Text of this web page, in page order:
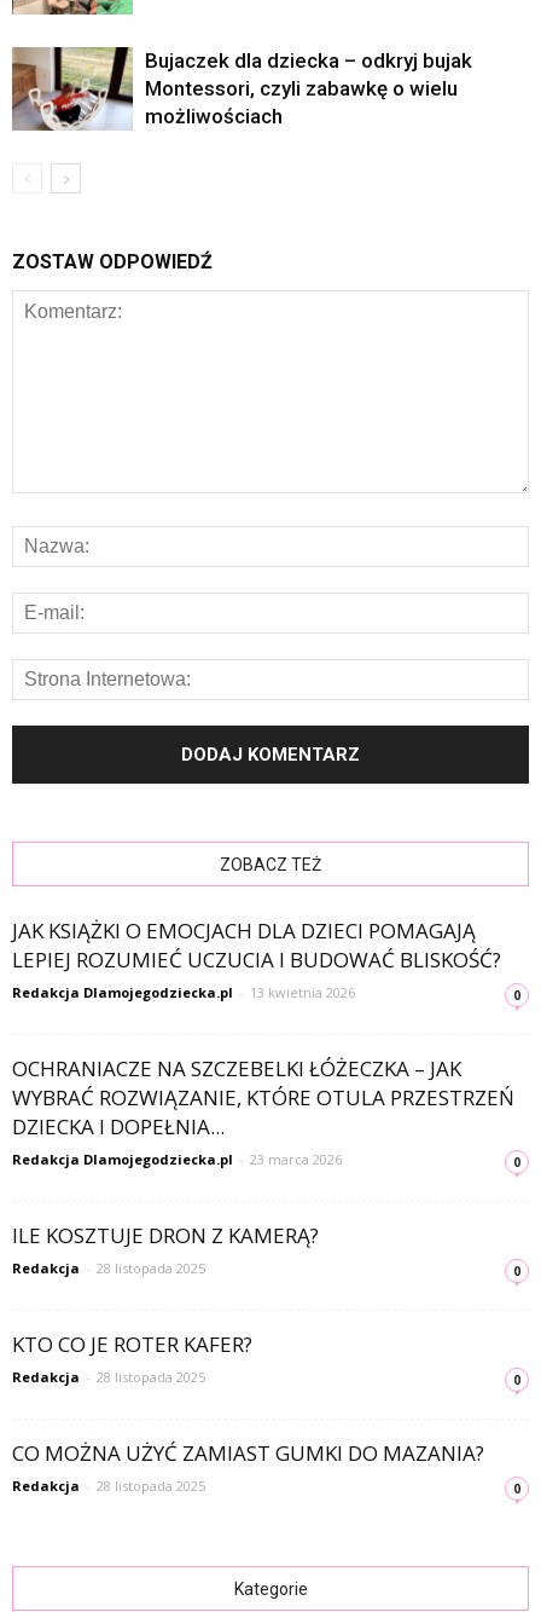
Bujaczek dla dziecka – odkryj bujak
Montessori, czyli zabawkę o wielu
możliwościach
ZOSTAW ODPOWIEDŹ
ZOBACZ TEŻ
JAK KSIĄŻKI O EMOCJACH DLA DZIECI POMAGAJĄ
LEPIEJ ROZUMIEĆ UCZUCIA I BUDOWAĆ BLISKOŚĆ?
Redakcja Dlamojegodziecka.pl - 13 kwietnia 2026 0
OCHRANIACZE NA SZCZEBELKI ŁÓŻECZKA – JAK
WYBRAĆ ROZWIĄZANIE, KTÓRE OTULA PRZESTRZEŃ
DZIECKA I DOPEŁNIA...
Redakcja Dlamojegodziecka.pl - 23 marca 2026 0
ILE KOSZTUJE DRON Z KAMERĄ?
Redakcja - 28 listopada 2025 0
KTO CO JE ROTER KAFER?
Redakcja - 28 listopada 2025 0
CO MOŻNA UŻYĆ ZAMIAST GUMKI DO MAZANIA?
Redakcja - 28 listopada 2025 0
Kategorie